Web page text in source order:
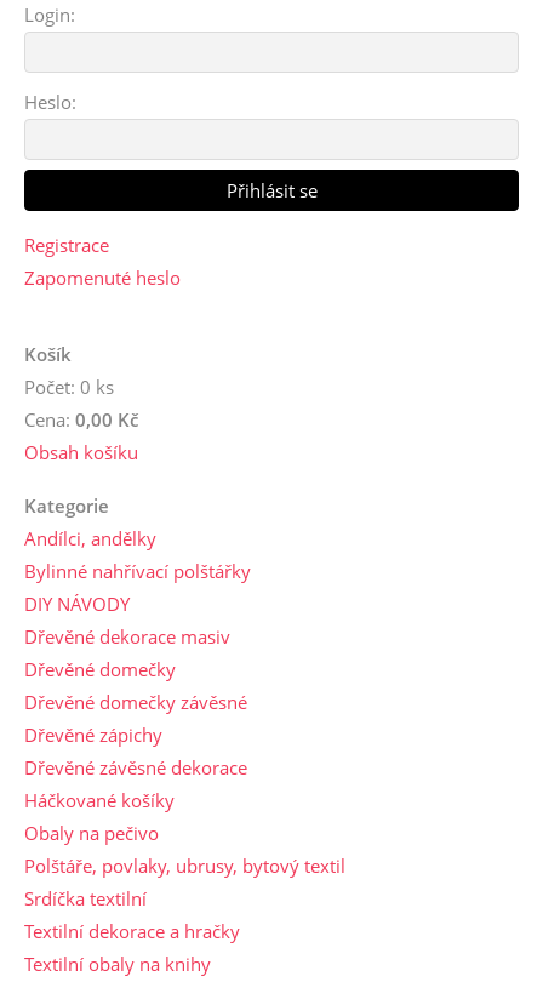
Login:
Heslo:
Registrace
Zapomenuté heslo
Košík
Počet: 0 ks
Cena: 0,00 Kč
Obsah košíku
Kategorie
Andílci, andělky
Bylinné nahřívací polštářky
DIY NÁVODY
Dřevěné dekorace masiv
Dřevěné domečky
Dřevěné domečky závěsné
Dřevěné zápichy
Dřevěné závěsné dekorace
Háčkované košíky
Obaly na pečivo
Polštáře, povlaky, ubrusy, bytový textil
Srdíčka textilní
Textilní dekorace a hračky
Textilní obaly na knihy